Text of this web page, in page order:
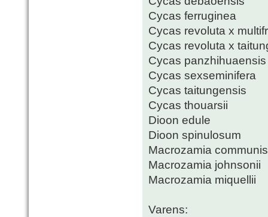
Cycas ferruginea
Cycas revoluta x
Cycas revoluta x
Cycas panzhihuaensis
Cycas sexseminifera
Cycas taitungensis
Cycas thouarsii
Dioon edule
Dioon spinulosum
Macrozamia communis
Macrozamia johnsonii
Macrozamia miquellii
Varens: